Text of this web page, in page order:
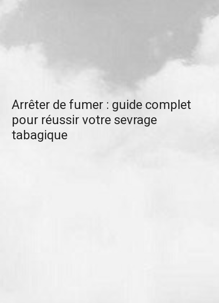
Arrêter de fumer : guide complet
pour réussir votre sevrage
tabagique